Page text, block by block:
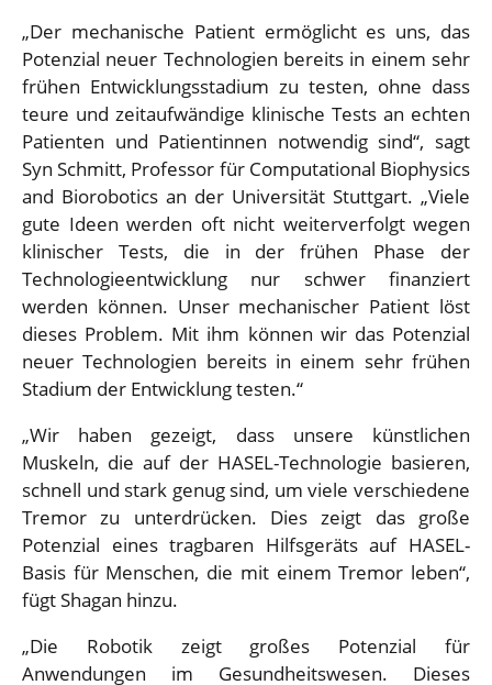
„Der mechanische Patient ermöglicht es uns, das
Potenzial neuer Technologien bereits in einem sehr
frühen Entwicklungsstadium zu testen, ohne dass
teure und zeitaufwändige klinische Tests an echten
Patienten und Patientinnen notwendig sind“, sagt
Syn Schmitt, Professor für Computational Biophysics
and Biorobotics an der Universität Stuttgart. „Viele
gute Ideen werden oft nicht weiterverfolgt wegen
klinischer Tests, die in der frühen Phase der
Technologieentwicklung nur schwer finanziert
werden können. Unser mechanischer Patient löst
dieses Problem. Mit ihm können wir das Potenzial
neuer Technologien bereits in einem sehr frühen
Stadium der Entwicklung testen.“
„Wir haben gezeigt, dass unsere künstlichen
Muskeln, die auf der HASEL-Technologie basieren,
schnell und stark genug sind, um viele verschiedene
Tremor zu unterdrücken. Dies zeigt das große
Potenzial eines tragbaren Hilfsgeräts auf HASEL-
Basis für Menschen, die mit einem Tremor leben“,
fügt Shagan hinzu.
„Die Robotik zeigt großes Potenzial für
Anwendungen im Gesundheitswesen. Dieses